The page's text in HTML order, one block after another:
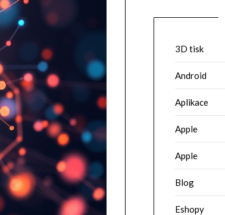
3D tisk
Android
Aplikace
Apple
Apple
Blog
Eshopy